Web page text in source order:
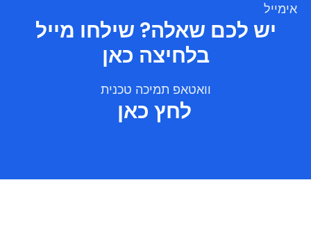
אימייל
יש לכם שאלה? שילחו מייל
בלחיצה כאן
וואטאפ תמיכה טכנית
לחץ כאן